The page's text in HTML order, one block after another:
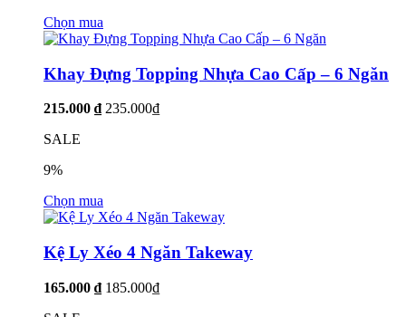
Chọn mua
Khay Đựng Topping Nhựa Cao Cấp – 6 Ngăn
215.000 ₫ 235.000₫
SALE
9%
Chọn mua
Kệ Ly Xéo 4 Ngăn Takeway
165.000 ₫ 185.000₫